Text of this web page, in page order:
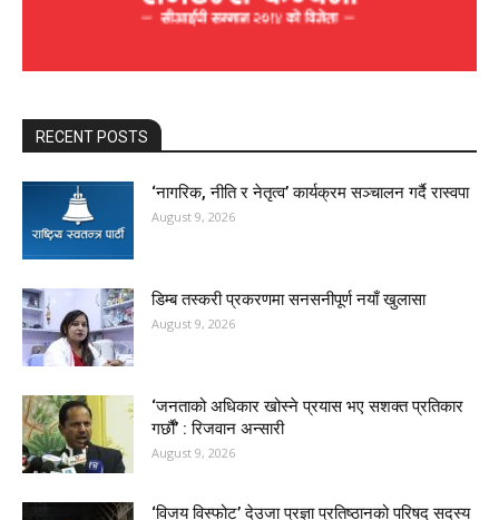
RECENT POSTS
‘नागरिक, नीति र नेतृत्व’ कार्यक्रम सञ्चालन गर्दै रास्वपा
August 9, 2026
डिम्ब तस्करी प्रकरणमा सनसनीपूर्ण नयाँ खुलासा
August 9, 2026
‘जनताको अधिकार खोस्ने प्रयास भए सशक्त प्रतिकार
गर्छौं’ : रिजवान अन्सारी
August 9, 2026
‘विजय विस्फोट’ देउजा प्रज्ञा प्रतिष्ठानको परिषद् सदस्य